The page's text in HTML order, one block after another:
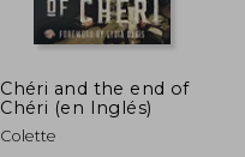
5%
dcto.
Chéri and the end of
Chéri (en Inglés)
Colette